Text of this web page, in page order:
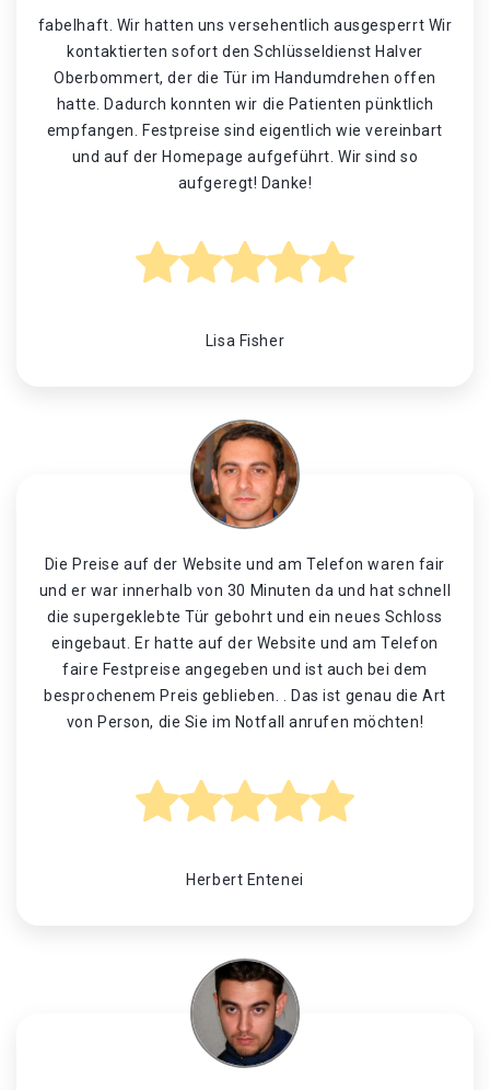
fabelhaft. Wir hatten uns versehentlich ausgesperrt Wir
kontaktierten sofort den Schlüsseldienst Halver
Oberbommert, der die Tür im Handumdrehen offen
hatte. Dadurch konnten wir die Patienten pünktlich
empfangen. Festpreise sind eigentlich wie vereinbart
und auf der Homepage aufgeführt. Wir sind so
aufgeregt! Danke!
Lisa Fisher
Die Preise auf der Website und am Telefon waren fair
und er war innerhalb von 30 Minuten da und hat schnell
die supergeklebte Tür gebohrt und ein neues Schloss
eingebaut. Er hatte auf der Website und am Telefon
faire Festpreise angegeben und ist auch bei dem
besprochenem Preis geblieben. . Das ist genau die Art
von Person, die Sie im Notfall anrufen möchten!
Herbert Entenei